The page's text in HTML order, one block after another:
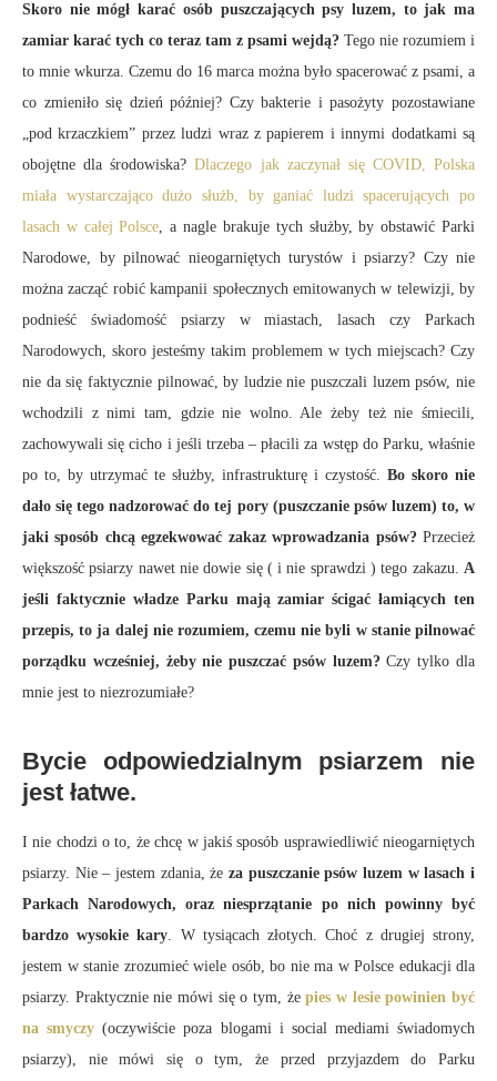
Skoro nie mógł karać osób puszczających psy luzem, to jak ma
zamiar karać tych co teraz tam z psami wejdą? Tego nie rozumiem i
to mnie wkurza. Czemu do 16 marca można było spacerować z psami, a
co zmieniło się dzień później? Czy bakterie i pasożyty pozostawiane
„pod krzaczkiem” przez ludzi wraz z papierem i innymi dodatkami są
obojętne dla środowiska?Dlaczego jak zaczynał się COVID, Polska
miała wystarczająco dużo służb, by ganiać ludzi spacerujących po
lasach w całej Polsce, a nagle brakuje tych służby, by obstawić Parki
Narodowe, by pilnować nieogarniętych turystów i psiarzy? Czy nie
można zacząć robić kampanii społecznych emitowanych w telewizji, by
podnieść świadomość psiarzy w miastach, lasach czy Parkach
Narodowych, skoro jesteśmy takim problemem w tych miejscach? Czy
nie da się faktycznie pilnować, by ludzie nie puszczali luzem psów, nie
wchodzili z nimi tam, gdzie nie wolno. Ale żeby też nie śmiecili,
zachowywali się cicho i jeśli trzeba – płacili za wstęp do Parku, właśnie
po to, by utrzymać te służby, infrastrukturę i czystość. Bo skoro nie
dało się tego nadzorować do tej pory (puszczanie psów luzem) to, w
jaki sposób chcą egzekwować zakaz wprowadzania psów?Przecież
większość psiarzy nawet nie dowie się ( i nie sprawdzi ) tego zakazu. A
jeśli faktycznie władze Parku mają zamiar ścigać łamiących ten
przepis, to ja dalej nie rozumiem, czemu nie byli w stanie pilnować
porządku wcześniej, żeby nie puszczać psów luzem?Czy tylko dla
mnie jest to niezrozumiałe?
Bycie odpowiedzialnym psiarzem nie
jest łatwe.
I nie chodzi o to, że chcę w jakiś sposób usprawiedliwić nieogarniętych
psiarzy. Nie – jestem zdania, że za puszczanie psów luzem w lasach i
Parkach Narodowych, oraz niesprzątanie po nich powinny być
bardzo wysokie kary. W tysiącach złotych. Choć z drugiej strony,
jestem w stanie zrozumieć wiele osób, bo nie ma w Polsce edukacji dla
psiarzy. Praktycznie nie mówi się o tym, żepies w lesie powinien być
na smyczy (oczywiście poza blogami i social mediami świadomych
psiarzy), nie mówi się o tym, że przed przyjazdem do Parku